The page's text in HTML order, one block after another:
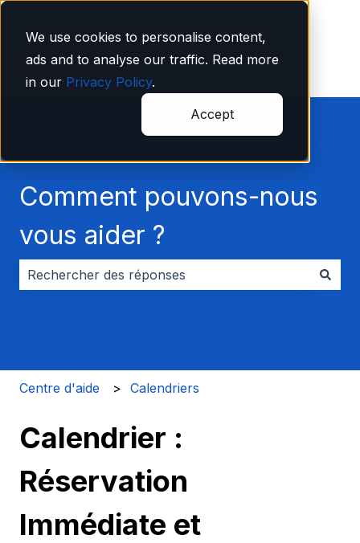
We use cookies to personalise content,
ads and to analyse our traffic. Read more
in our Privacy Policy.
Accept
Comment pouvons-nous
vous aider ?
Centre d'aide Calendriers
Calendrier :
Réservation
Immédiate et